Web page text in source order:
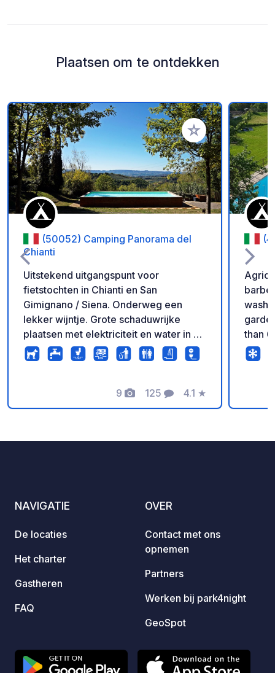
Plaatsen om te ontdekken
Voeg toe aan je
(50052) Camping Panorama del
Chianti
Uitstekend uitgangspunt voor
fietstochten in Chianti en San
Gimignano / Siena. Onderweg een
lekker wijntje. Grote schaduwrijke
plaatsen met elektriciteit en water in de
buurt. Voldoende en schone
badkamers. Wij raden u aan een Vespa
om van de streek te genieten.
Zwembad en fantastisch uitzicht.
9
Foto's
125
Commentaren
4.1
Beoordeling
★
than
per
Maps
NAVIGATIE
De locaties
Het charter
Gastheren
FAQ
OVER
Contact met ons
opnemen
Partners
Werken bij park4night
GeoSpot